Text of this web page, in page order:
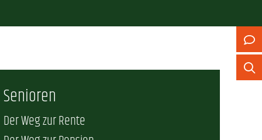
Senioren
Der Weg zur Rente